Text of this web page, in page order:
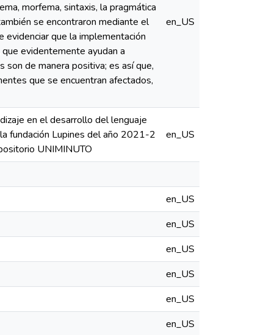
morfema, sintaxis, la pragmática
se encontraron mediante el
evidenciar que la implementación
evidentemente ayudan a
de manera positiva; es así que,
que se encuentran afectados,
en_US
en el desarrollo del lenguaje
fundación Lupines del año 2021-2
UNIMINUTO
en_US
en_US
en_US
en_US
en_US
en_US
en_US